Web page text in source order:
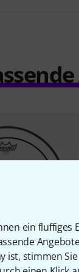
ein
ist, stimmen
474